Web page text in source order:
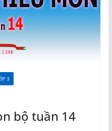
3
bộ tuần 14